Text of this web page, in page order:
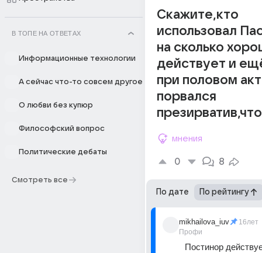
В ТОПЕ НА ОТВЕТАХ
Информационные технологии
А сейчас что-то совсем другое
О любви без купюр
Философский вопрос
Политические дебаты
Смотреть все
Скажите,кто
использовал
на сколько
действует и
при половом
порвался
мнения
0 8
По дате По рейтингу
mikhailova_iuv
Профи
16лет
Постинор